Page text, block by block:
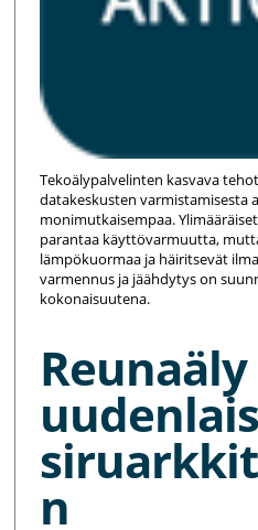
Tekoälypalvelinten kasvava
datakeskusten varmistamisesta
monimutkaisempaa.
parantaa käyttövarmuutta,
lämpökuormaa ja häiritsevät
varmennus ja jäähdytys on
kokonaisuutena.
n